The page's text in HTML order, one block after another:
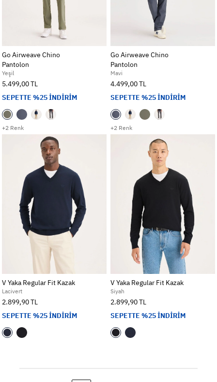
+2 Renk
Go Airweave Chino
Pantolon
Yeşil
5.499,00 TL
SEPETTE %25 İNDİRİM
+2 Renk
Go Airweave Chino
Pantolon
Mavi
4.499,00 TL
SEPETTE %25 İNDİRİM
V Yaka Regular Fit Kazak
Lacivert
2.899,90 TL
SEPETTE %25 İNDİRİM
V Yaka Regular Fit Kazak
Siyah
2.899,90 TL
SEPETTE %25 İNDİRİM